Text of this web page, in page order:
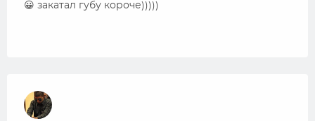
😀 закатал губу короче)))))